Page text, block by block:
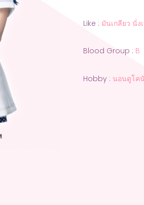
Like : มันเกลียว นั่
Blood Group : B
Hobby : นอนดูโค